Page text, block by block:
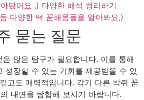
봤어요 ,) 다양한 해석 정리하기
다양한 떡 꿈해몽들을 알아봐요,)
묻는 질문
많은 탐구가 필요합니다. 이를 통해
성장할 수 있는 기회를 제공받을 수 있
고도 매력적입니다. 각기 다른 박쥐 꿈
내면을 탐험해 보시기 바랍니다.